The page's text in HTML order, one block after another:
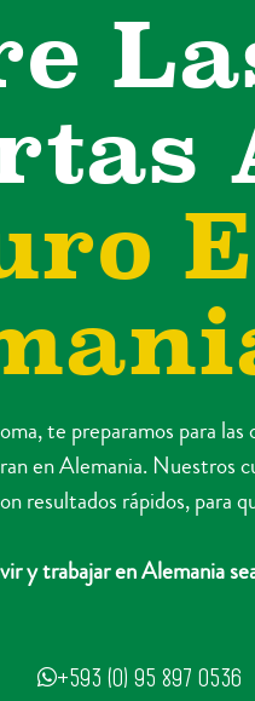
te preparamos para
en Alemania. Nuestros
resultados rápidos, para
y trabajar en Alemania
+593 (0) 95 897 0536